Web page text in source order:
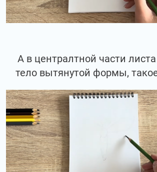
А в централтной части
тело вытянутой формы,